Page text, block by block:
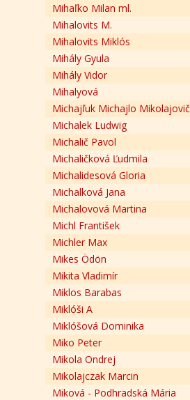
Mihaľko Milan ml.
Mihalovits M.
Mihalovits Miklós
Mihály Gyula
Mihály Vidor
Mihalyová
Michajľuk Michajlo Mikolajovič
Michalek Ludwig
Michalič Pavol
Michaličková Ľudmila
Michalidesová Gloria
Michalková Jana
Michalovová Martina
Michl František
Michler Max
Mikes Ödön
Mikita Vladimír
Miklos Barabas
Miklóši A
Miklóšová Dominika
Miko Peter
Mikola Ondrej
Mikolajczak Marcin
Miková - Podhradská Mária